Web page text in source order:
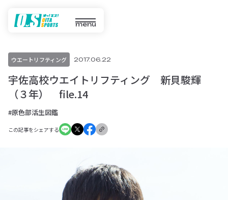
menu
ウエートリフティング 2017.06.22
宇佐高校ウエイトリフティング 新貝駿輝
（３年） file.14
#原色部活生図鑑
この記事をシェアする